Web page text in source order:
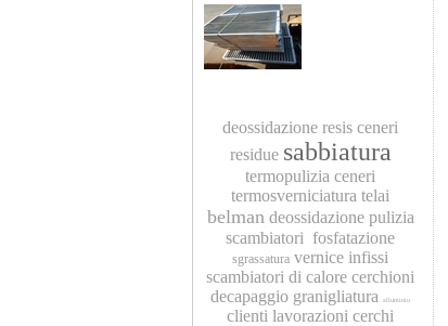
deossidazione resis ceneri
residue sabbiatura
termopulizia ceneri
termosverniciatura telai
belman deossidazione pulizia
scambiatori fosfatazione
sgrassatura vernice infissi
scambiatori di calore cerchioni
decapaggio granigliatura alluminio
clienti lavorazioni cerchi